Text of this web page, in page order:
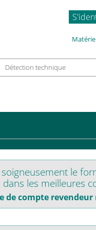
Détection technique
le
dans les meilleures
de compte